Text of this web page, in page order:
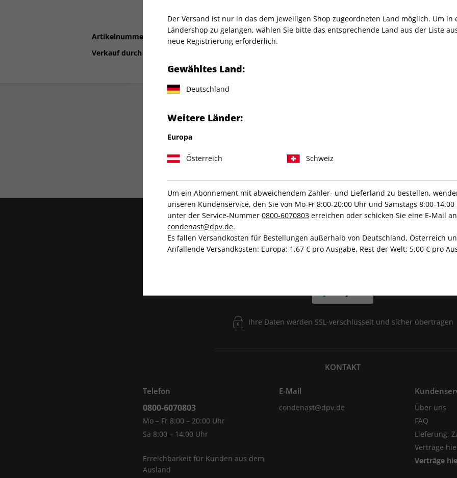
Artikelnummer
Verkauf durch
Ihre Daten werden SSL-verschlüsselt und sicher übertragen
KONTAKT
Telefon
0800-6070803
Mo – Fr 8:00 – 20:00 Uhr
Sa 8:00 – 14:00 Uhr
Erreichbarkeit für Kunden aus dem
Ausland
E-Mail
condenast@dpv.de
Über uns
FAQ
Lieferung,
Verträge
Verträge
Der Versand ist nur in das dem jeweiligen Shop zugeordneten Land möglich. Um in
Ländershop zu gelangen, wählen Sie bitte das entsprechende Land aus der Liste
neue Registrierung erforderlich.
Gewähltes Land:
Deutschland
Weitere Länder:
Europa
Österreich Schweiz
Um ein Abonnement mit abweichendem Zahler- und Lieferland zu bestellen,
unseren Kundenservice, den Sie von Mo-Fr 8:00-20:00 Uhr und Samstags 8:00-
unter der Service-Nummer 0800-6070803 erreichen oder schicken Sie eine E-Mail an
condenast@dpv.de.
Es fallen Versandkosten für Bestellungen außerhalb von Deutschland, Österreich
Anfallende Versandkosten: Europa: 1,67 € pro Ausgabe, Rest der Welt: 5,00 € pro